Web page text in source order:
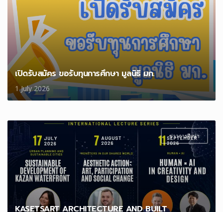
เปิดรับสมัคร ขอรับทุนการศึกษา มูลนิธิ มก.
1 July 2026
ข่าวการศึกษา
KASETSART ARCHITECTURE AND BUILT